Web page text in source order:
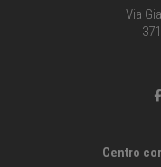
Via
Centro